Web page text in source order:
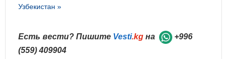
Узбекистан »
Есть вести? Пишите Vesti.kg на
+996
(559) 409904